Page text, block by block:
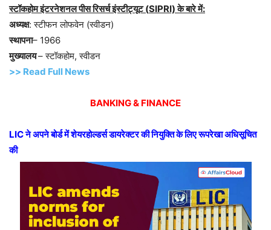
स्टॉकहोम इंटरनेशनल पीस रिसर्च इंस्टीट्यूट (SIPRI)के बारे में:
अध्यक्ष: स्टीफन लोफवेन (स्वीडन)
स्थापना– 1966
मुख्यालय– स्टॉकहोम, स्वीडन
>> Read Full News
BANKING & FINANCE
LICने अपने बोर्ड में शेयरहोल्डर्स डायरेक्टर की नियुक्ति के लिए रूपरेखा अधिसूचित
की